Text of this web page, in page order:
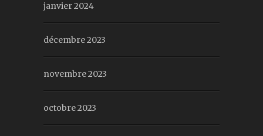
janvier 2024
décembre 2023
novembre 2023
octobre 2023